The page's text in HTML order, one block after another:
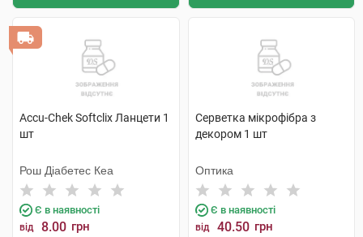
Accu-Chek Softclix Ланцети 1
шт
Рош Діабетес Кеа
Є в наявності
від 8.00 грн
Серветка мікрофібра з
декором 1 шт
Оптика
Є в наявності
від 40.50 грн